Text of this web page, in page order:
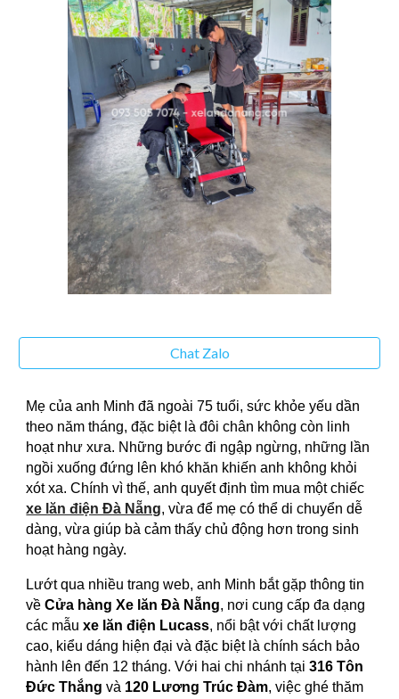
Chat Zalo
Mẹ của anh Minh đã ngoài 75 tuổi, sức khỏe yếu dần
theo năm tháng, đặc biệt là đôi chân không còn linh
hoạt như xưa. Những bước đi ngập ngừng, những lần
ngồi xuống đứng lên khó khăn khiến anh không khỏi
xót xa. Chính vì thế, anh quyết định tìm mua một chiếc
xe lăn điện Đà Nẵng, vừa để mẹ có thể di chuyển dễ
dàng, vừa giúp bà cảm thấy chủ động hơn trong sinh
hoạt hàng ngày.
Lướt qua nhiều trang web, anh Minh bắt gặp thông tin
vềCửa hàng Xe lăn Đà Nẵng, nơi cung cấp đa dạng
các mẫuxe lăn điện Lucass, nổi bật với chất lượng
cao, kiểu dáng hiện đại và đặc biệt là chính sách bảo
hành lên đến 12 tháng. Với hai chi nhánh tại316 Tôn
Đức Thắng và 120 Lương Trúc Đàm, việc ghé thăm